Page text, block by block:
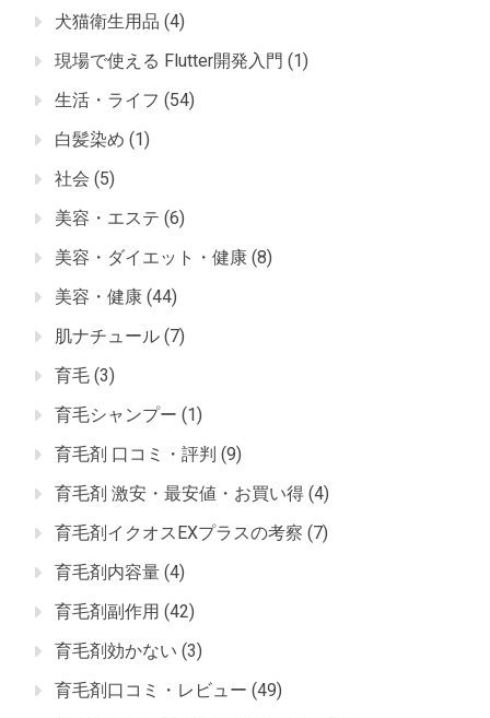
犬猫衛生用品 (4)
現場で使える Flutter開発入門 (1)
生活・ライフ (54)
白髪染め (1)
社会 (5)
美容・エステ (6)
美容・ダイエット・健康 (8)
美容・健康 (44)
肌ナチュール (7)
育毛 (3)
育毛シャンプー (1)
育毛剤 口コミ・評判 (9)
育毛剤 激安・最安値・お買い得 (4)
育毛剤イクオスEXプラスの考察 (7)
育毛剤内容量 (4)
育毛剤副作用 (42)
育毛剤効かない (3)
育毛剤口コミ・レビュー (49)